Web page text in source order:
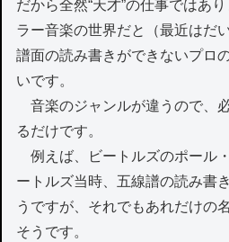
だから全然“天才”の仕事ではあ
ラー音楽の世界だと（最近はだ
譜面の読み書きができないプロ
いです。
音楽のジャンルが違うので、
るだけです。
例えば、ビートルズのポール
ートルズ当時、五線譜の読み書
うですが、それでもあれだけの
そうです。